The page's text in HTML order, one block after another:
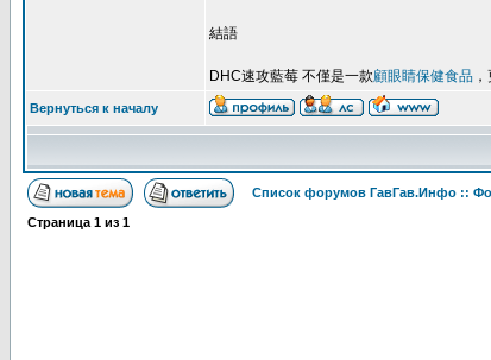
結語
DHC速攻藍莓 不僅是一款顧眼睛保健食品
Вернуться к началу
Список форумов ГавГав.Инфо ::
Страница 1 из 1